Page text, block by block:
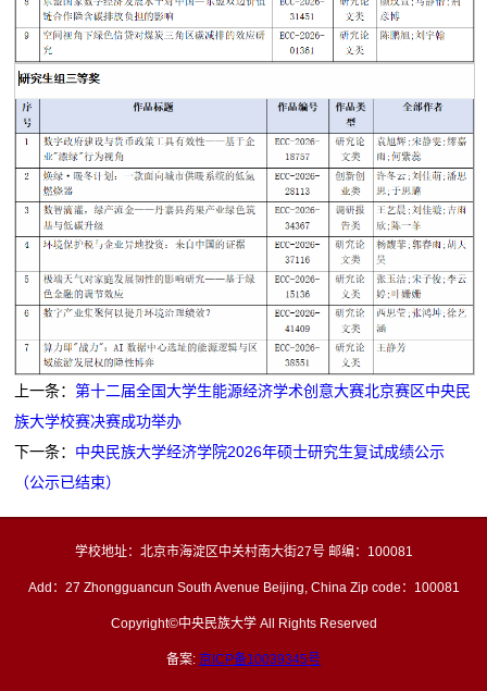
上一条：第十二届全国大学生能源经济学术创意大赛北京赛区中央民
族大学校赛决赛成功举办
下一条： 中央民族大学经济学院2026年硕士研究生复试成绩公示
（公示已结束）
学校地址：北京市海淀区中关村南大街27号 邮编：100081
Add：27 Zhongguancun South Avenue Beijing, China Zip code：100081
Copyright©中央民族大学 All Rights Reserved
备案: 京ICP备10039345号